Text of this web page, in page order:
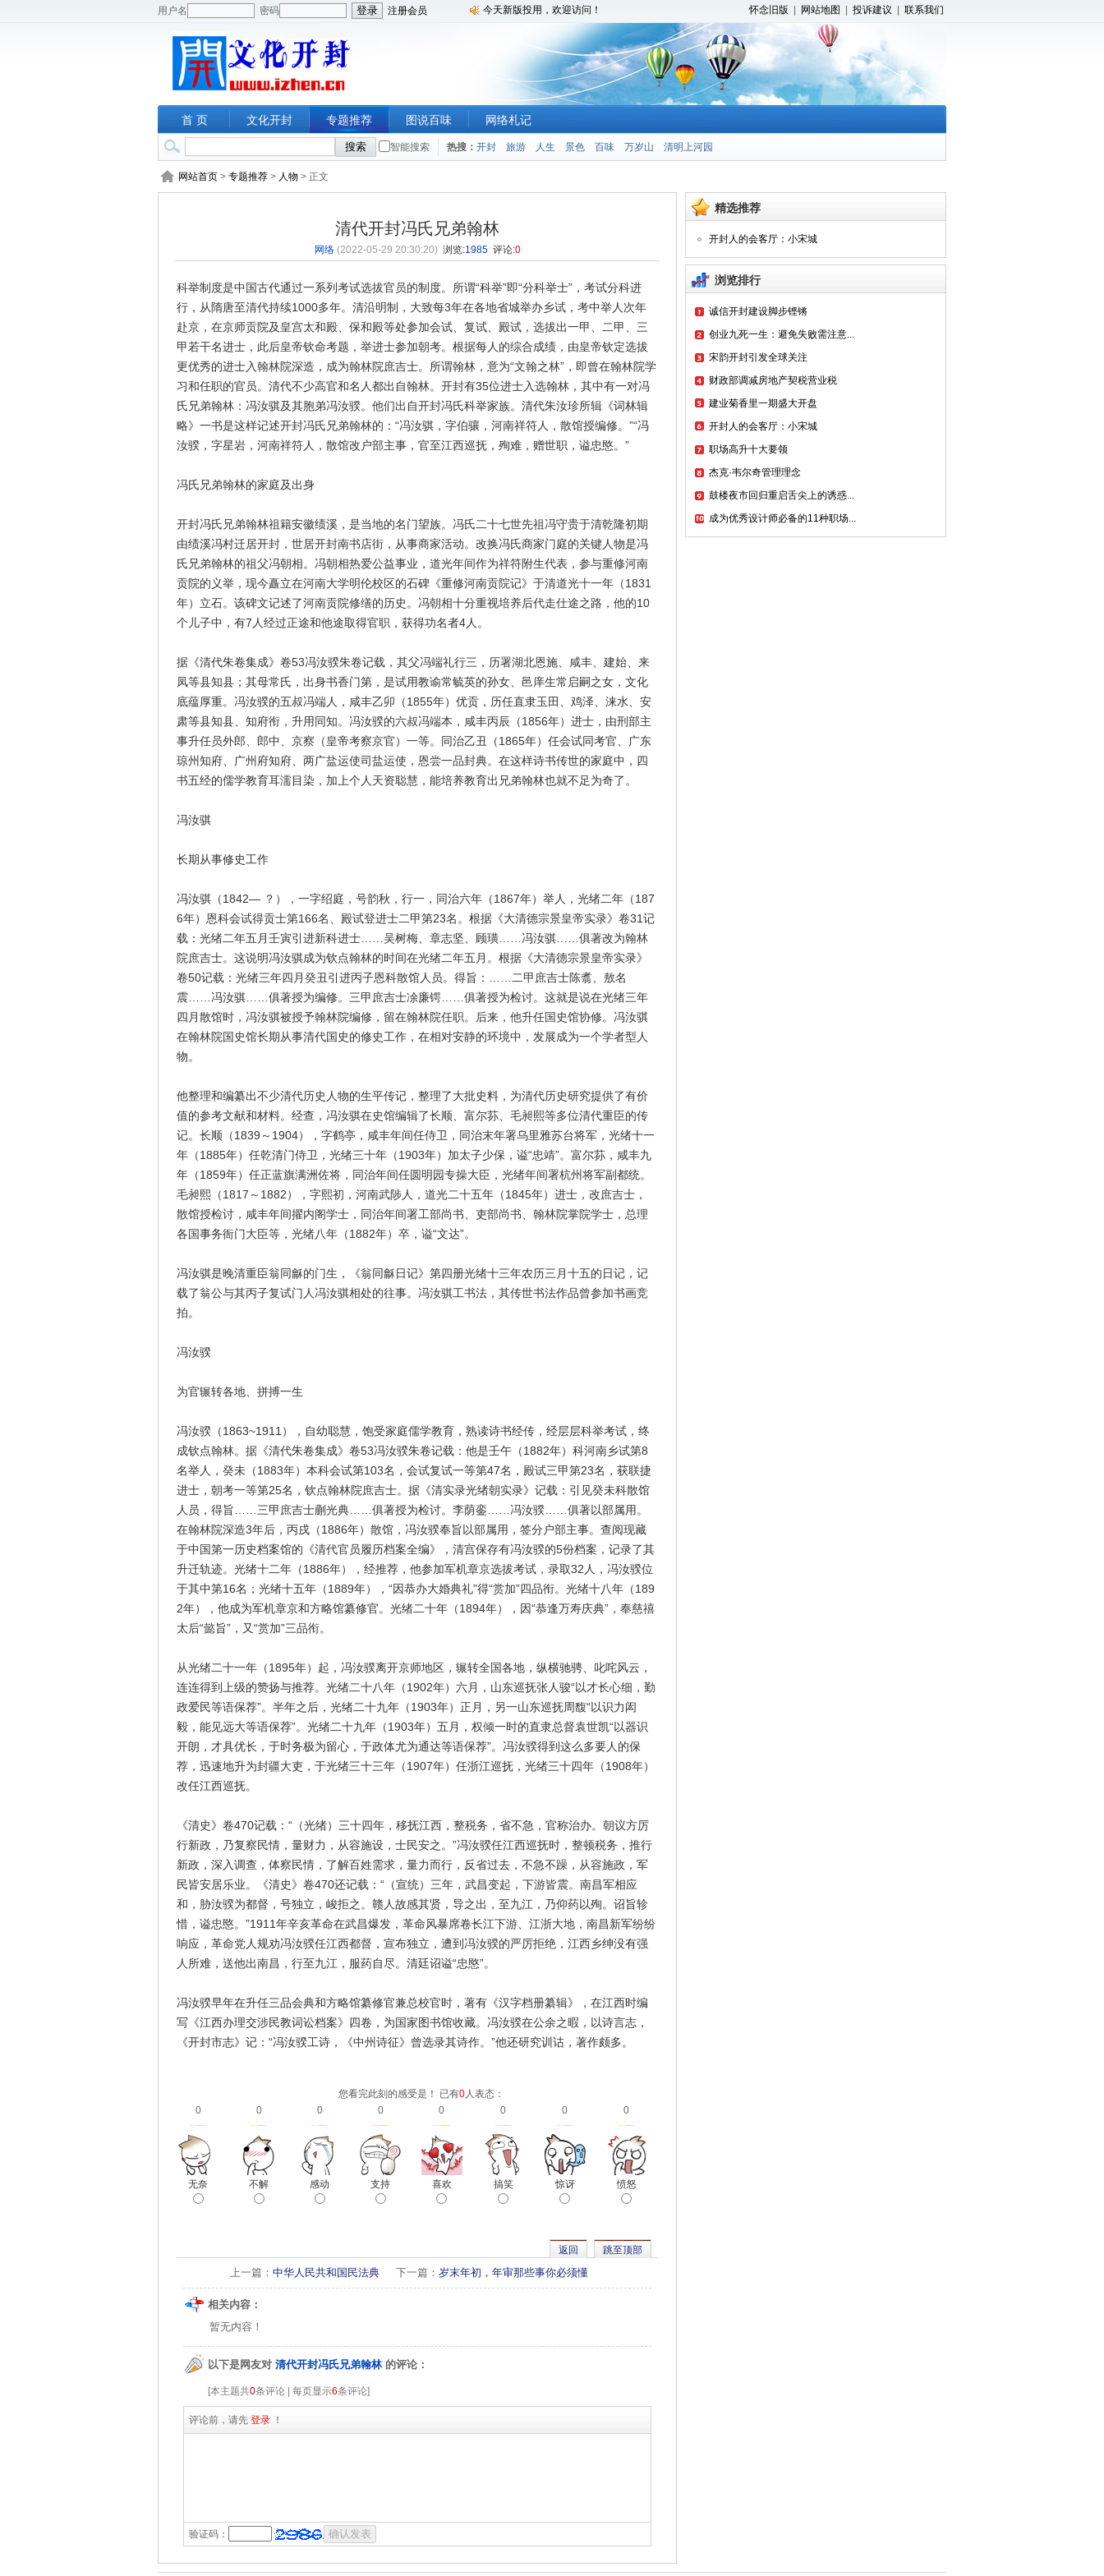
用户名 密码 注册会员 今天新版投用，欢迎访问！ 怀念旧版 网站地图 投诉建议 联系我们
首 页 文化开封 专题推荐 图说百味 网络札记
智能搜索 热搜： 开封 旅游 人生 景色 百味 万岁山 清明上河园
网站首页 > 专题推荐 > 人物 > 正文
清代开封冯氏兄弟翰林
网络 (2022-05-29 20:30:20) 浏览:1985评论:0
科举制度是中国古代通过一系列考试选拔官员的制度。所谓“科举”即“分科举士”，考试分科进
行，从隋唐至清代持续1000多年。清沿明制，大致每3年在各地省城举办乡试，考中举人次年
赴京，在京师贡院及皇宫太和殿、保和殿等处参加会试、复试、殿试，选拔出一甲、二甲、三
甲若干名进士，此后皇帝钦命考题，举进士参加朝考。根据每人的综合成绩，由皇帝钦定选拔
更优秀的进士入翰林院深造，成为翰林院庶吉士。所谓翰林，意为“文翰之林”，即曾在翰林院学
习和任职的官员。清代不少高官和名人都出自翰林。开封有35位进士入选翰林，其中有一对冯
氏兄弟翰林：冯汝骐及其胞弟冯汝骙。他们出自开封冯氏科举家族。清代朱汝珍所辑《词林辑
略》一书是这样记述开封冯氏兄弟翰林的：“冯汝骐，字伯骧，河南祥符人，散馆授编修。”“冯
汝骙，字星岩，河南祥符人，散馆改户部主事，官至江西巡抚，殉难，赠世职，谥忠愍。”
冯氏兄弟翰林的家庭及出身
开封冯氏兄弟翰林祖籍安徽绩溪，是当地的名门望族。冯氏二十七世先祖冯守贵于清乾隆初期
由绩溪冯村迁居开封，世居开封南书店街，从事商家活动。改换冯氏商家门庭的关键人物是冯
氏兄弟翰林的祖父冯朝相。冯朝相热爱公益事业，道光年间作为祥符附生代表，参与重修河南
贡院的义举，现今矗立在河南大学明伦校区的石碑《重修河南贡院记》于清道光十一年（1831
年）立石。该碑文记述了河南贡院修缮的历史。冯朝相十分重视培养后代走仕途之路，他的10
个儿子中，有7人经过正途和他途取得官职，获得功名者4人。
据《清代朱卷集成》卷53冯汝骙朱卷记载，其父冯端礼行三，历署湖北恩施、咸丰、建始、来
凤等县知县；其母常氏，出身书香门第，是试用教谕常毓英的孙女、邑庠生常启嗣之女，文化
底蕴厚重。冯汝骙的五叔冯端人，咸丰乙卯（1855年）优贡，历任直隶玉田、鸡泽、涞水、安
肃等县知县、知府衔，升用同知。冯汝骙的六叔冯端本，咸丰丙辰（1856年）进士，由刑部主
事升任员外郎、郎中、京察（皇帝考察京官）一等。同治乙丑（1865年）任会试同考官、广东
琼州知府、广州府知府、两广盐运使司盐运使，恩尝一品封典。在这样诗书传世的家庭中，四
书五经的儒学教育耳濡目染，加上个人天资聪慧，能培养教育出兄弟翰林也就不足为奇了。
冯汝骐
长期从事修史工作
冯汝骐（1842— ？），一字绍庭，号韵秋，行一，同治六年（1867年）举人，光绪二年（187
6年）恩科会试得贡士第166名、殿试登进士二甲第23名。根据《大清德宗景皇帝实录》卷31记
载：光绪二年五月壬寅引进新科进士……吴树梅、章志坚、顾璜……冯汝骐……俱著改为翰林
院庶吉士。这说明冯汝骐成为钦点翰林的时间在光绪二年五月。根据《大清德宗景皇帝实录》
卷50记载：光绪三年四月癸丑引进丙子恩科散馆人员。得旨：……二甲庶吉士陈翥、敖名
震……冯汝骐……俱著授为编修。三甲庶吉士凃廉锷……俱著授为检讨。这就是说在光绪三年
四月散馆时，冯汝骐被授予翰林院编修，留在翰林院任职。后来，他升任国史馆协修。冯汝骐
在翰林院国史馆长期从事清代国史的修史工作，在相对安静的环境中，发展成为一个学者型人
物。
他整理和编纂出不少清代历史人物的生平传记，整理了大批史料，为清代历史研究提供了有价
值的参考文献和材料。经查，冯汝骐在史馆编辑了长顺、富尔荪、毛昶熙等多位清代重臣的传
记。长顺（1839～1904），字鹤亭，咸丰年间任侍卫，同治末年署乌里雅苏台将军，光绪十一
年（1885年）任乾清门侍卫，光绪三十年（1903年）加太子少保，谥“忠靖”。富尔荪，咸丰九
年（1859年）任正蓝旗满洲佐将，同治年间任圆明园专操大臣，光绪年间署杭州将军副都统。
毛昶熙（1817～1882），字熙初，河南武陟人，道光二十五年（1845年）进士，改庶吉士，
散馆授检讨，咸丰年间擢内阁学士，同治年间署工部尚书、吏部尚书、翰林院掌院学士，总理
各国事务衙门大臣等，光绪八年（1882年）卒，谥“文达”。
冯汝骐是晚清重臣翁同龢的门生，《翁同龢日记》第四册光绪十三年农历三月十五的日记，记
载了翁公与其丙子复试门人冯汝骐相处的往事。冯汝骐工书法，其传世书法作品曾参加书画竞
拍。
冯汝骙
为官辗转各地、拼搏一生
冯汝骙（1863~1911），自幼聪慧，饱受家庭儒学教育，熟读诗书经传，经层层科举考试，终
成钦点翰林。据《清代朱卷集成》卷53冯汝骙朱卷记载：他是壬午（1882年）科河南乡试第8
名举人，癸未（1883年）本科会试第103名，会试复试一等第47名，殿试三甲第23名，获联捷
进士，朝考一等第25名，钦点翰林院庶吉士。据《清实录光绪朝实录》记载：引见癸未科散馆
人员，得旨……三甲庶吉士蒯光典……俱著授为检讨。李荫銮……冯汝骙……俱著以部属用。
在翰林院深造3年后，丙戌（1886年）散馆，冯汝骙奉旨以部属用，签分户部主事。查阅现藏
于中国第一历史档案馆的《清代官员履历档案全编》，清宫保存有冯汝骙的5份档案，记录了其
升迁轨迹。光绪十二年（1886年），经推荐，他参加军机章京选拔考试，录取32人，冯汝骙位
于其中第16名；光绪十五年（1889年），“因恭办大婚典礼”得“赏加”四品衔。光绪十八年（189
2年），他成为军机章京和方略馆纂修官。光绪二十年（1894年），因“恭逢万寿庆典”，奉慈禧
太后“懿旨”，又“赏加”三品衔。
从光绪二十一年（1895年）起，冯汝骙离开京师地区，辗转全国各地，纵横驰骋、叱咤风云，
连连得到上级的赞扬与推荐。光绪二十八年（1902年）六月，山东巡抚张人骏“以才长心细，勤
政爱民等语保荐”。半年之后，光绪二十九年（1903年）正月，另一山东巡抚周馥“以识力闳
毅，能见远大等语保荐”。光绪二十九年（1903年）五月，权倾一时的直隶总督袁世凯“以器识
开朗，才具优长，于时务极为留心，于政体尤为通达等语保荐”。冯汝骙得到这么多要人的保
荐，迅速地升为封疆大吏，于光绪三十三年（1907年）任浙江巡抚，光绪三十四年（1908年）
改任江西巡抚。
《清史》卷470记载：“（光绪）三十四年，移抚江西，整税务，省不急，官称治办。朝议方厉
行新政，乃复察民情，量财力，从容施设，士民安之。”冯汝骙任江西巡抚时，整顿税务，推行
新政，深入调查，体察民情，了解百姓需求，量力而行，反省过去，不急不躁，从容施政，军
民皆安居乐业。《清史》卷470还记载：“（宣统）三年，武昌变起，下游皆震。南昌军相应
和，胁汝骙为都督，号独立，峻拒之。赣人故感其贤，导之出，至九江，乃仰药以殉。诏旨轸
惜，谥忠愍。”1911年辛亥革命在武昌爆发，革命风暴席卷长江下游、江浙大地，南昌新军纷纷
响应，革命党人规劝冯汝骙任江西都督，宣布独立，遭到冯汝骙的严厉拒绝，江西乡绅没有强
人所难，送他出南昌，行至九江，服药自尽。清廷诏谥“忠愍”。
冯汝骙早年在升任三品会典和方略馆纂修官兼总校官时，著有《汉字档册纂辑》，在江西时编
写《江西办理交涉民教词讼档案》四卷，为国家图书馆收藏。冯汝骙在公余之暇，以诗言志，
《开封市志》记：“冯汝骙工诗，《中州诗征》曾选录其诗作。”他还研究训诂，著作颇多。
您看完此刻的感受是！ 已有0人表态：
0
0 0 0 0 0 0 0
无奈 不解 感动 支持 喜欢 搞笑 惊讶 愤怒
返回 跳至顶部
上一篇： 中华人民共和国民法典 下一篇： 岁末年初，年审那些事你必须懂
相关内容：
暂无内容！
以下是网友对 清代开封冯氏兄弟翰林的评论：
[本主题共0条评论 | 每页显示6条评论]
评论前，请先 登录 ！
验证码：
精选推荐
开封人的会客厅：小宋城
浏览排行
诚信开封建设脚步铿锵
创业九死一生：避免失败需注意...
宋韵开封引发全球关注
财政部调减房地产契税营业税
建业菊香里一期盛大开盘
开封人的会客厅：小宋城
职场高升十大要领
杰克·韦尔奇管理理念
鼓楼夜市回归重启舌尖上的诱惑...
成为优秀设计师必备的11种职场...